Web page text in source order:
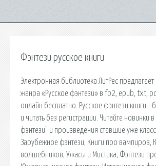
Фэнтези русское книги
Электронная библиотека ЛитРес предлагает
жанра «Русское фэнтези» в fb2, epub, txt,
онлайн бесплатно. Русское фэнтези книги -
и читать без регистрации. Читайте новинки
фэнтези" и произведения ставшие уже
Зарубежное фэнтези, Книги про вампиров,
волшебников, Ужасы и Мистика, Фэнтези